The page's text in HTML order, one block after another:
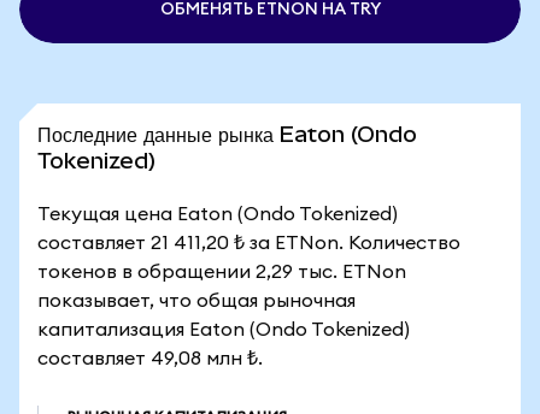
ОБМЕНЯТЬ ETNON НА TRY
Последние данные рынка Eaton (Ondo
Tokenized)
Текущая цена Eaton (Ondo Tokenized)
составляет 21 411,20 ₺ за ETNon. Количество
токенов в обращении 2,29 тыс. ETNon
показывает, что общая рыночная
капитализация Eaton (Ondo Tokenized)
составляет 49,08 млн ₺.